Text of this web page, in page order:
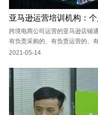
跨境电商公司运营的亚马逊店铺
有负责采购的、有负责运营的、
2021-05-14